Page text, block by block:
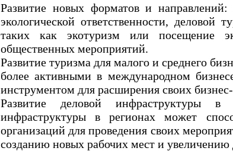
Развитие новых форматов и
экологической ответственности, деловой
таких как экотуризм или посещение
общественных мероприятий.
Развитие туризма для малого и среднего
более активными в международном
инструментом для расширения своих
Развитие деловой инфраструктуры в
инфраструктуры в регионах может
организаций для проведения своих
созданию новых рабочих мест и увеличению